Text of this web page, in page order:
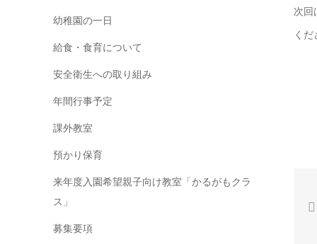
次回
くだ
幼稚園の一日
給食・食育について
安全衛生への取り組み
年間行事予定
課外教室
預かり保育
来年度入園希望親子向け教室「かるがもクラ
ス」
募集要項